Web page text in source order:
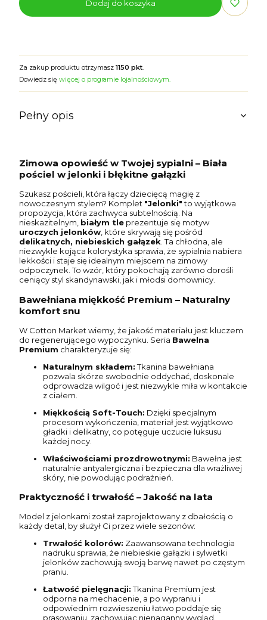
Dodaj do koszyka
Za zakup produktu otrzymasz 1150 pkt.
Dowiedz się więcej o programie lojalnościowym.
Pełny opis
Zimowa opowieść w Twojej sypialni – Biała
pościel w jelonki i błękitne gałązki
Szukasz pościeli, która łączy dziecięcą magię z
nowoczesnym stylem? Komplet "Jelonki"to wyjątkowa
propozycja, która zachwyca subtelnością. Na
nieskazitelnym, białym tle prezentuje się motyw
uroczych jelonków, które skrywają się pośród
delikatnych, niebieskich gałązek. Ta chłodna, ale
niezwykle kojąca kolorystyka sprawia, że sypialnia nabiera
lekkości i staje się idealnym miejscem na zimowy
odpoczynek. To wzór, który pokochają zarówno dorośli
ceniący styl skandynawski, jak i młodsi domownicy.
Bawełniana miękkość Premium – Naturalny
komfort snu
W Cotton Market wiemy, że jakość materiału jest kluczem
do regenerującego wypoczynku. Seria Bawelna
Premium charakteryzuje się:
Naturalnym składem:Tkanina bawełniana
pozwala skórze swobodnie oddychać, doskonale
odprowadza wilgoć i jest niezwykle miła w kontakcie
z ciałem.
Miękkością Soft-Touch: Dzięki specjalnym
procesom wykończenia, materiał jest wyjątkowo
gładki i delikatny, co potęguje uczucie luksusu
każdej nocy.
Właściwościami prozdrowotnymi: Bawełna jest
naturalnie antyalergiczna i bezpieczna dla wrażliwej
skóry, nie powodując podrażnień.
Praktyczność i trwałość – Jakość na lata
Model z jelonkami został zaprojektowany z dbałością o
każdy detal, by służył Ci przez wiele sezonów:
Trwałość kolorów: Zaawansowana technologia
nadruku sprawia, że niebieskie gałązki i sylwetki
jelonków zachowują swoją barwę nawet po częstym
praniu.
Łatwość pielęgnacji:Tkanina Premium jest
odporna na mechacenie, a po wypraniu i
odpowiednim rozwieszeniu łatwo poddaje się
prasowaniu, zachowując nienaganny wygląd.